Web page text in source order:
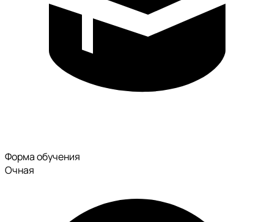
Форма обучения
Очная